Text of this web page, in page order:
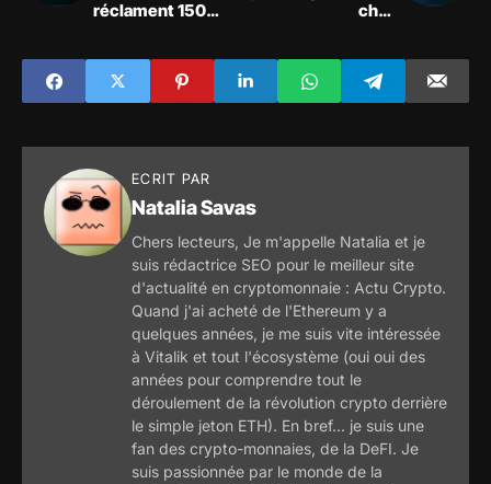
réclament 150
choc
ECRIT PAR
Natalia Savas
Chers lecteurs, Je m'appelle Natalia et je
suis rédactrice SEO pour le meilleur site
d'actualité en cryptomonnaie : Actu Crypto.
Quand j'ai acheté de l'Ethereum y a
quelques années, je me suis vite intéressée
à Vitalik et tout l'écosystème (oui oui des
années pour comprendre tout le
déroulement de la révolution crypto derrière
le simple jeton ETH). En bref... je suis une
fan des crypto-monnaies, de la DeFI. Je
suis passionnée par le monde de la